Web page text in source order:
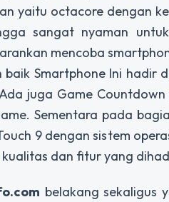
yaitu octacore dengan
sangat nyaman
mencoba
Smartphone Ini hadir
juga Game
Sementara pada
9 dengan sistem
dan fitur yang
belakang sekaligus